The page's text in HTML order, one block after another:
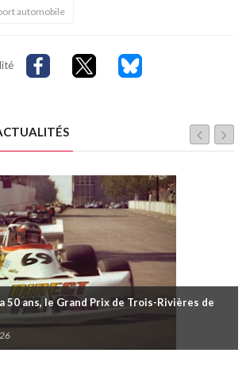
automobile
50 ans, le Grand Prix de Trois-Rivières de